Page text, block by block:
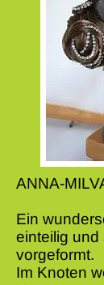
ANNA-
Ein
einteilig und
vorgeformt.
Im Knoten